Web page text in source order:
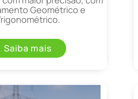
Geométrico e
Saiba mais